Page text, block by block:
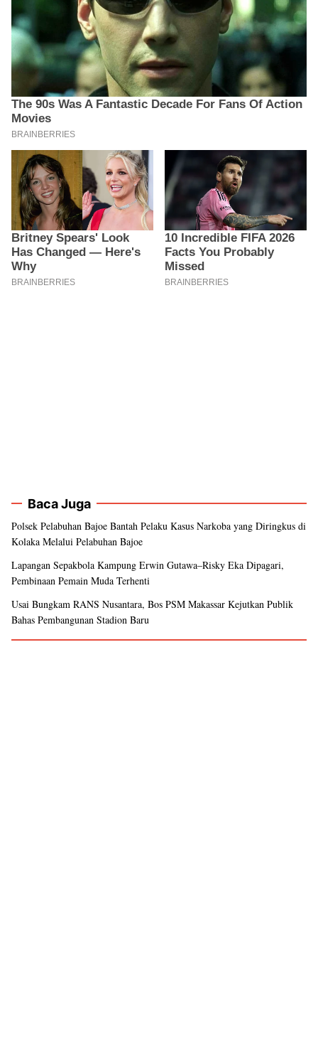
Baca Juga
Polsek Pelabuhan Bajoe Bantah Pelaku Kasus Narkoba yang Diringkus di
Kolaka Melalui Pelabuhan Bajoe
Lapangan Sepakbola Kampung Erwin Gutawa–Risky Eka Dipagari,
Pembinaan Pemain Muda Terhenti
Usai Bungkam RANS Nusantara, Bos PSM Makassar Kejutkan Publik
Bahas Pembangunan Stadion Baru